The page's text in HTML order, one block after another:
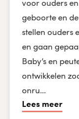
voor ouders
geboorte en
stellen ouders
en gaan
Baby’s en
ontwikkelen
onru...
Lees meer